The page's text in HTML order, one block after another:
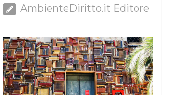
AmbienteDiritto.it Editore